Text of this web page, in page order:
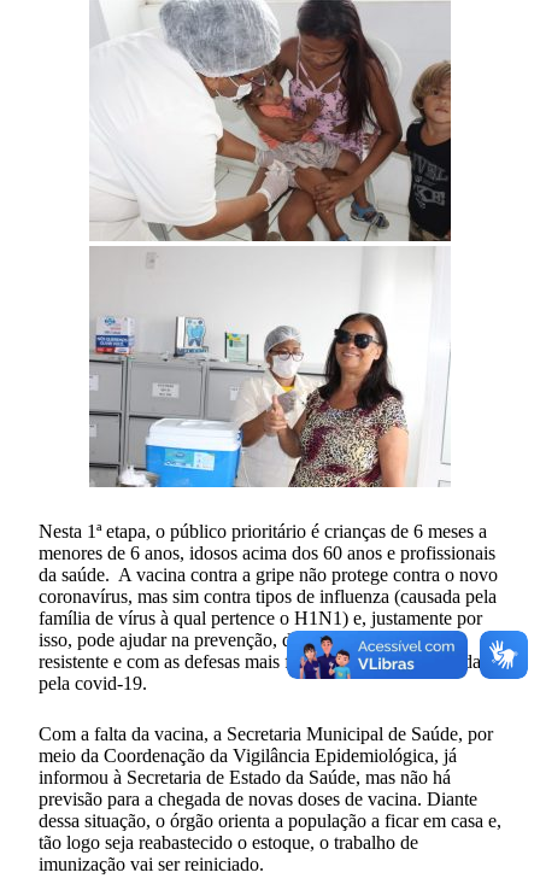
Nesta 1ª etapa, o público prioritário é crianças de 6 meses a
menores de 6 anos, idosos acima dos 60 anos e profissionais
da saúde. A vacina contra a gripe não protege contra o novo
coronavírus, mas sim contra tipos de influenza (causada pela
família de vírus à qual pertence o H1N1) e, justamente por
isso, pode ajudar na prevenção, deixando a pessoa mais
resistente e com as defesas mais fortes caso seja acometida
pela covid-19.
Com a falta da vacina, a Secretaria Municipal de Saúde, por
meio da Coordenação da Vigilância Epidemiológica, já
informou à Secretaria de Estado da Saúde, mas não há
previsão para a chegada de novas doses de vacina. Diante
dessa situação, o órgão orienta a população a ficar em casa e,
tão logo seja reabastecido o estoque, o trabalho de
imunização vai ser reiniciado.